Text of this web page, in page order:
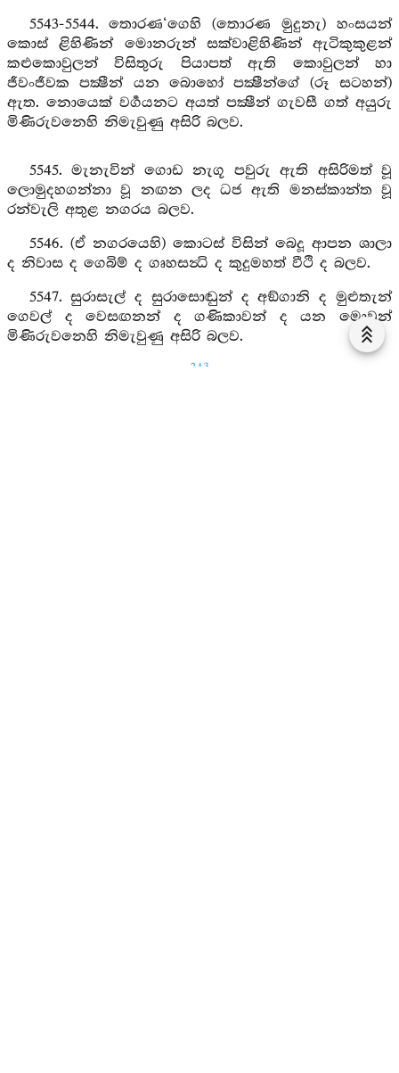
5543-5544. තොරණ‘ගෙහි (තොරණ මුදුනැ) හංසයන්
කොස් ළිහිණින් මොනරුන් සක්වාළිහිණින් ඇටිකුකුළන්
කළුකොවුලන් විසිතුරු පියාපත් ඇති කොවුලන් හා
ජීවංජීවක පක්‍ෂීන් යන බොහෝ පක්‍ෂීන්ගේ (රූ සටහන්)
ඇත. නොයෙක් වර්‍ගයනට අයත් පක්‍ෂීන් ගැවසී ගත් අයුරු
මිණිරුවනෙහි නිමැවුණු අසිරි බලව.
5545. මැනැවින් ගොඩ නැගූ පවුරු ඇති අසිරිමත් වූ
ලොමුදහගන්නා වූ නඟන ලද ධජ ඇති මනස්කාන්ත වූ
රන්වැලි අතුළ නගරය බලව.
5546. (ඒ නගරයෙහි) කොටස් විසින් බෙදූ ආපන ශාලා
ද නිවාස ද ගෙබිම් ද ගෘහසන්‍ධි ද කුදුමහත් වීථි ද බලව.
5547. සුරාසැල් ද සුරාසොඬුන් ද අඞ්ගානි ද මුළුතැන්
ගෙවල් ද වෙසඟනන් ද ගණිකාවන් ද යන මොවුන්
මිණිරුවනෙහි නිමැවුණු අසිරි බලව.
243